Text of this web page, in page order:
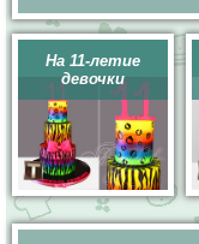
На 11-летие
девочки